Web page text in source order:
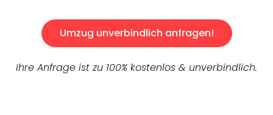
Umzug unverbindlich anfragen!
Ihre Anfrage ist zu 100% kostenlos & unverbindlich.